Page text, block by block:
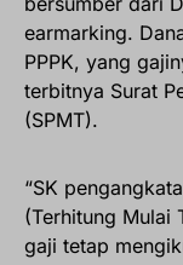
earmarking.
PPPK, yang
terbitnya Surat
(SPMT).
“SK
(Terhitung Mulai
gaji tetap